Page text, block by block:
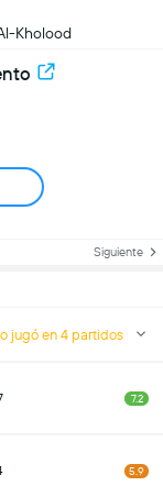
Kholood
Siguiente
jugó en 4 partidos
7.2
5.9